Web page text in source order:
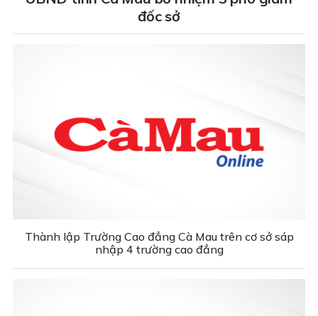
đốc sở
Thành lập Trường Cao đẳng Cà Mau trên cơ sở sáp
nhập 4 trường cao đẳng